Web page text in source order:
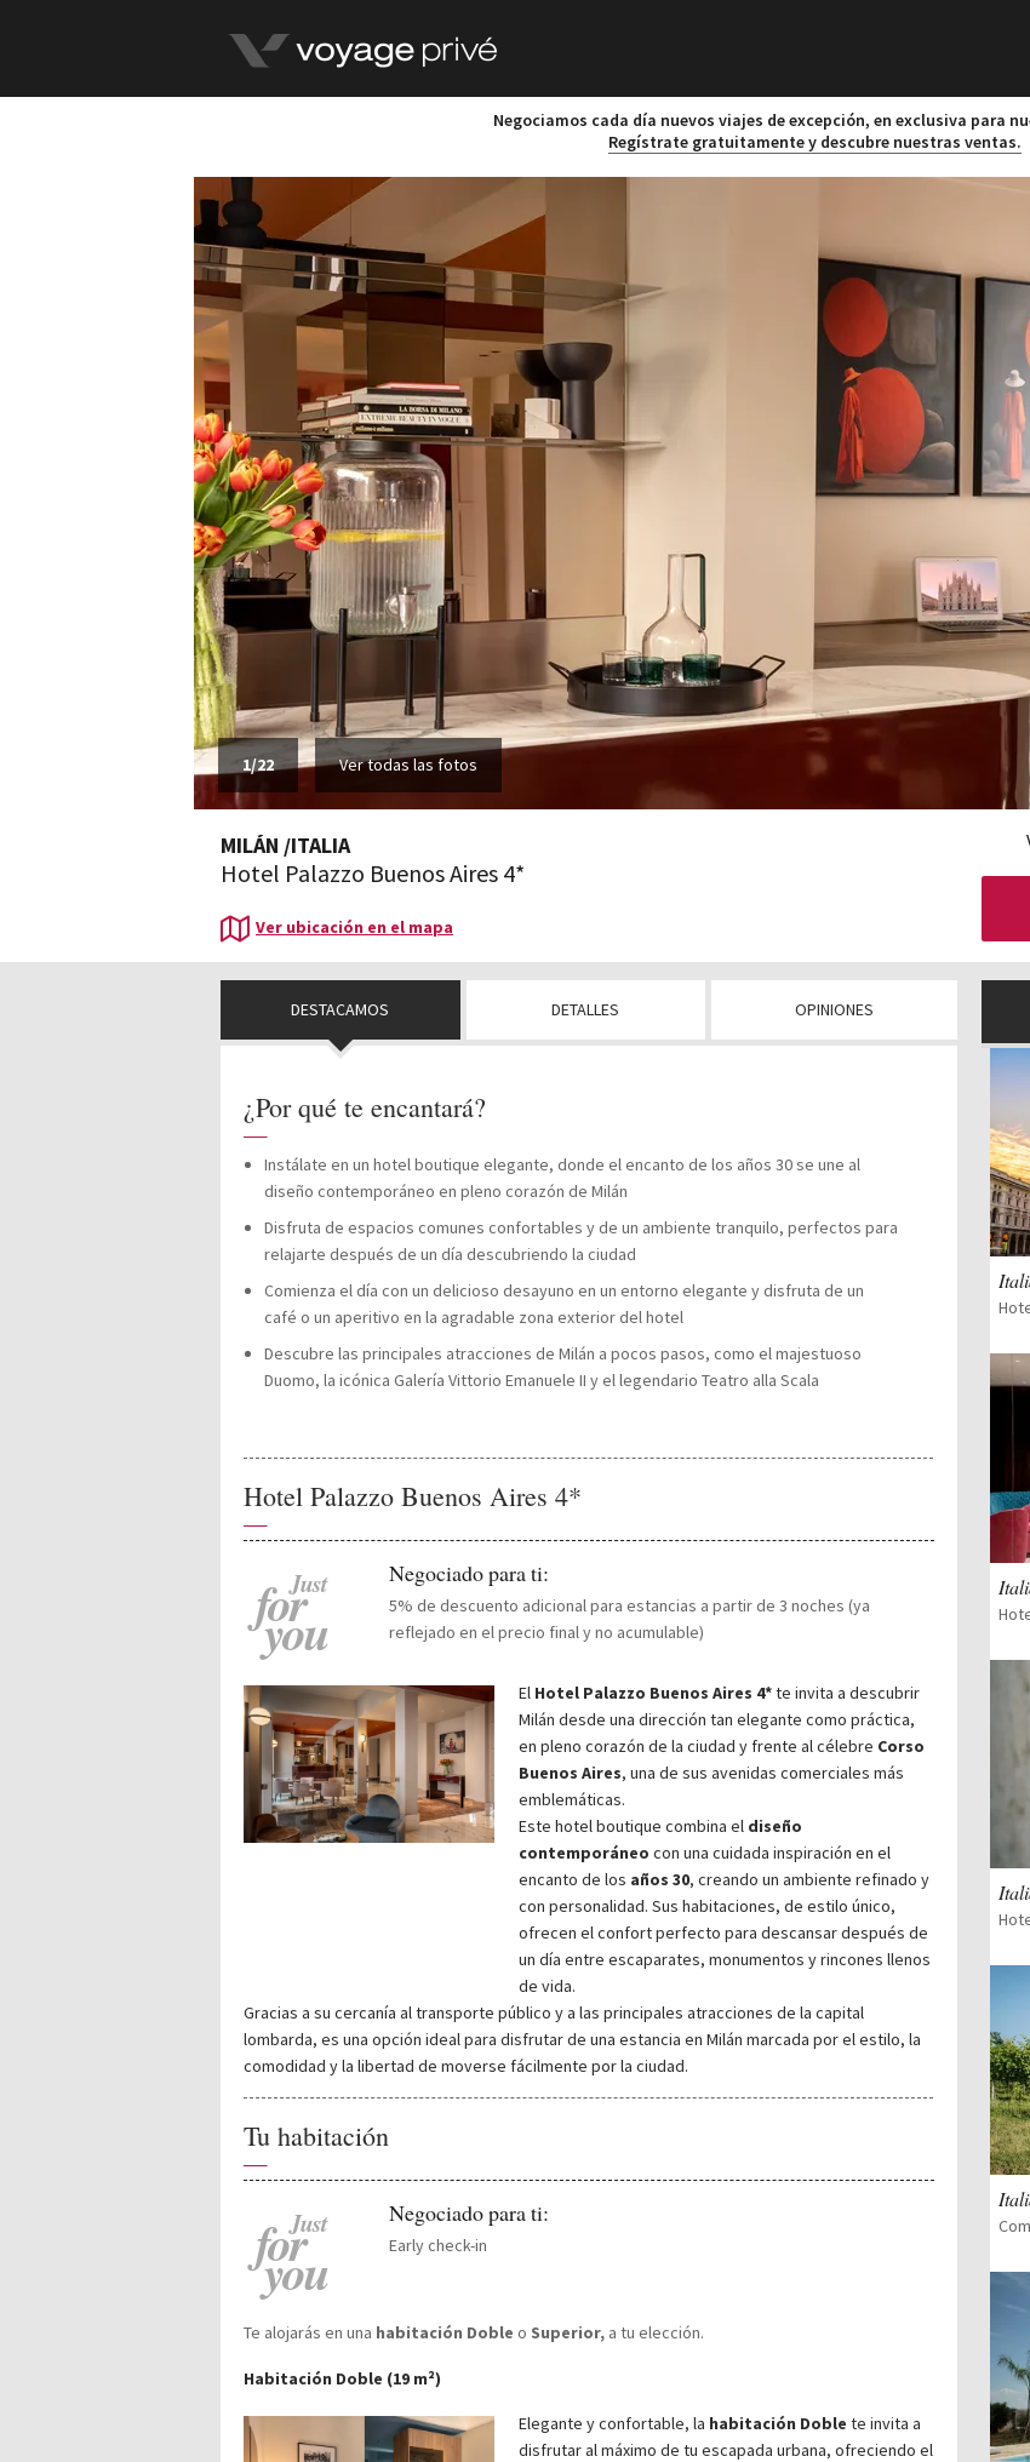
Negociamos cada día nuevos viajes de excepción, en exclusiva para
Regístrate gratuitamente y descubre nuestras ventas.
1/22 Ver todas las fotos
MILÁN /ITALIA
Hotel Palazzo Buenos Aires 4*
Ver ubicación en el mapa
DESTACAMOS DETALLES OPINIONES
¿Por qué te encantará?
—
Instálate en un hotel boutique elegante, donde el encanto de los años 30 se une al
diseño contemporáneo en pleno corazón de Milán
Disfruta de espacios comunes confortables y de un ambiente tranquilo, perfectos para
relajarte después de un día descubriendo la ciudad
Comienza el día con un delicioso desayuno en un entorno elegante y disfruta de un
café o un aperitivo en la agradable zona exterior del hotel
Descubre las principales atracciones de Milán a pocos pasos, como el majestuoso
Duomo, la icónica Galería Vittorio Emanuele II y el legendario Teatro alla Scala
Hotel Palazzo Buenos Aires 4*
—
Just
for
you
Negociado para ti:
5% de descuento adicional para estancias a partir de 3 noches (ya
reflejado en el precio final y no acumulable)
El Hotel Palazzo Buenos Aires 4*te invita a descubrir
Milán desde una dirección tan elegante como práctica,
en pleno corazón de la ciudad y frente al célebre Corso
Buenos Aires, una de sus avenidas comerciales más
emblemáticas.
Este hotel boutique combina el diseño
contemporáneo con una cuidada inspiración en el
encanto de los años 30, creando un ambiente refinado y
con personalidad. Sus habitaciones, de estilo único,
ofrecen el confort perfecto para descansar después de
un día entre escaparates, monumentos y rincones llenos
de vida.
Gracias a su cercanía al transporte público y a las principales atracciones de la capital
lombarda, es una opción ideal para disfrutar de una estancia en Milán marcada por el estilo, la
comodidad y la libertad de moverse fácilmente por la ciudad.
Tu habitación
—
Just
for
you
Negociado para ti:
Early check-in
Te alojarás en una habitación Doble o Superior,a tu elección.
Habitación Doble (19 m²)
Elegante y confortable, la habitación Doble te invita a
disfrutar al máximo de tu escapada urbana, ofreciendo el